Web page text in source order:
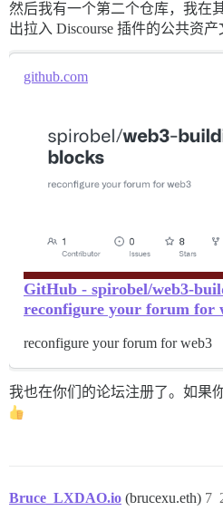
然后我有一个第二个仓库，我在
出拉入 Discourse 插件的公共资产
github.com
GitHub - spirobel/web3-
reconfigure your forum for
reconfigure your forum for web3
我也在你们的论坛注册了。如果
Bruce_LXDAO.io (brucexu.eth) 7